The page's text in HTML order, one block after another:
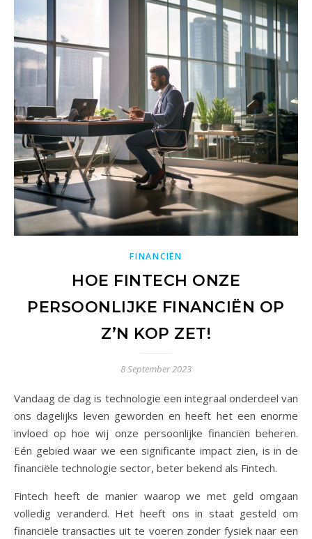
FINANCIËN
HOE FINTECH ONZE
PERSOONLIJKE FINANCIËN OP
Z’N KOP ZET!
8 September 2023
Vandaag de dag is technologie een integraal onderdeel van
ons dagelijks leven geworden en heeft het een enorme
invloed op hoe wij onze persoonlijke financiën beheren.
Eén gebied waar we een significante impact zien, is in de
financiële technologie sector, beter bekend als Fintech.
Fintech heeft de manier waarop we met geld omgaan
volledig veranderd. Het heeft ons in staat gesteld om
financiële transacties uit te voeren zonder fysiek naar een